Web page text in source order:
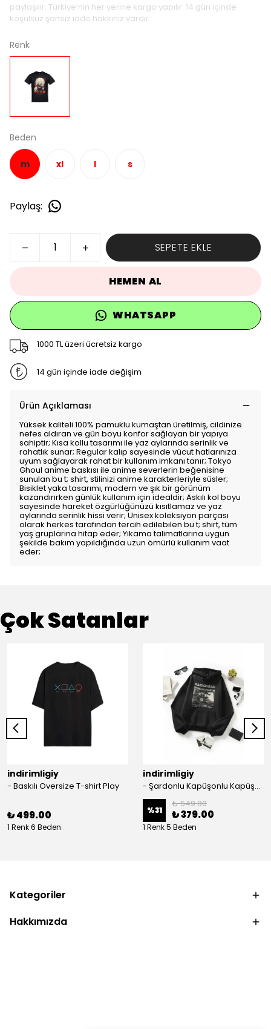
paylaşılır. Türkiye’nin her yerine kargo yapılır. 14 gün içinde
koşulsuz şartsız iade hakkınız vardır.
Renk
Beden
m xl l s
Paylaş:
SEPETE EKLE
HEMEN AL
WHATSAPP
1000 TL üzeri ücretsiz kargo
14 gün içinde iade değişim
Ürün Açıklaması
Yüksek kaliteli 100% pamuklu kumaştan üretilmiş, cildinize
nefes aldıran ve gün boyu konfor sağlayan bir yapıya
sahiptir; Kısa kollu tasarımı ile yaz aylarında serinlik ve
rahatlık sunar; Regular kalıp sayesinde vücut hatlarınıza
uyum sağlayarak rahat bir kullanım imkanı tanır; Tokyo
Ghoul anime baskısı ile anime severlerin beğenisine
sunulan bu t; shirt, stilinizi anime karakterleriyle süsler;
Bisiklet yaka tasarımı, modern ve şık bir görünüm
kazandırırken günlük kullanım için idealdir; Askılı kol boyu
sayesinde hareket özgürlüğünüzü kısıtlamaz ve yaz
aylarında serinlik hissi verir; Unisex koleksiyon parçası
olarak herkes tarafından tercih edilebilen bu t; shirt, tüm
yaş gruplarına hitap eder; Yıkama talimatlarına uygun
şekilde bakım yapıldığında uzun ömürlü kullanım vaat
eder;
Çok Satanlar
indirimligiy
- Baskılı Oversize T-shirt Play
₺ 499.00
1 Renk 6 Beden
indirimligiy
- Şardonlu Kapüşonlu Kapüşonlu Kanguru Cep Oversize Lastik Paça Sweatshirt Takimi
%31
₺ 549.00
₺ 379.00
1 Renk 5 Beden
Kategoriler
Hakkımızda